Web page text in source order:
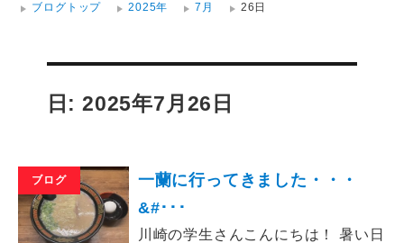
ブログトップ 2025年 7月 26日
日: 2025年7月26日
ブログ
一蘭に行ってきました・・・
&#･･･
川崎の学生さんこんにちは！ 暑い日